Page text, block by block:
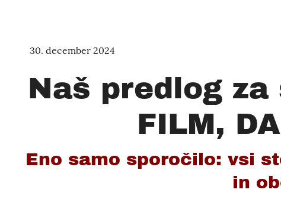
30. december 2024
Naš predlog
FILM,
Eno samo sporočilo: vsi
in